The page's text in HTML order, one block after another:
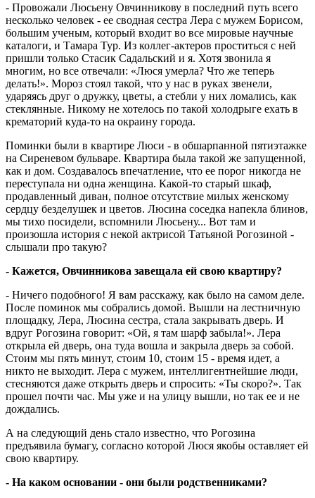
- Провожали Люсьену Овчинникову в последний путь всего
несколько человек - ее сводная сестра Лера с мужем Борисом,
большим ученым, который входит во все мировые научные
каталоги, и Тамара Тур. Из коллег-актеров проститься с ней
пришли только Стасик Садальский и я. Хотя звонила я
многим, но все отвечали: «Люся умерла? Что же теперь
делать!». Мороз стоял такой, что у нас в руках звенели,
ударяясь друг о дружку, цветы, а стебли у них ломались, как
стеклянные. Никому не хотелось по такой холодрыге ехать в
крематорий куда-то на окраину города.
Поминки были в квартире Люси - в обшарпанной пятиэтажке
на Сиреневом бульваре. Квартира была такой же запущенной,
как и дом. Создавалось впечатление, что ее порог никогда не
переступала ни одна женщина. Какой-то старый шкаф,
продавленный диван, полное отсутствие милых женскому
сердцу безделушек и цветов. Люсина соседка напекла блинов,
мы тихо посидели, вспомнили Люсьену... Вот там и
произошла история с некой актрисой Татьяной Рогозиной -
слышали про такую?
- Кажется, Овчинникова завещала ей свою квартиру?
- Ничего подобного! Я вам расскажу, как было на самом деле.
После поминок мы собрались домой. Вышли на лестничную
площадку, Лера, Люсина сестра, стала закрывать дверь. И
вдруг Рогозина говорит: «Ой, я там шарф забыла!». Лера
открыла ей дверь, она туда вошла и закрыла дверь за собой.
Стоим мы пять минут, стоим 10, стоим 15 - время идет, а
никто не выходит. Лера с мужем, интеллигентнейшие люди,
стесняются даже открыть дверь и спросить: «Ты скоро?». Так
прошел почти час. Мы уже и на улицу вышли, но так ее и не
дождались.
А на следующий день стало известно, что Рогозина
предъявила бумагу, согласно которой Люся якобы оставляет ей
свою квартиру.
- На каком основании - они были родственниками?